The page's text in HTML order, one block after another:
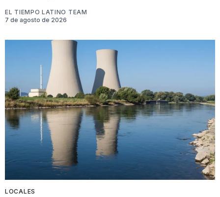
EL TIEMPO LATINO TEAM
7 de agosto de 2026
LOCALES